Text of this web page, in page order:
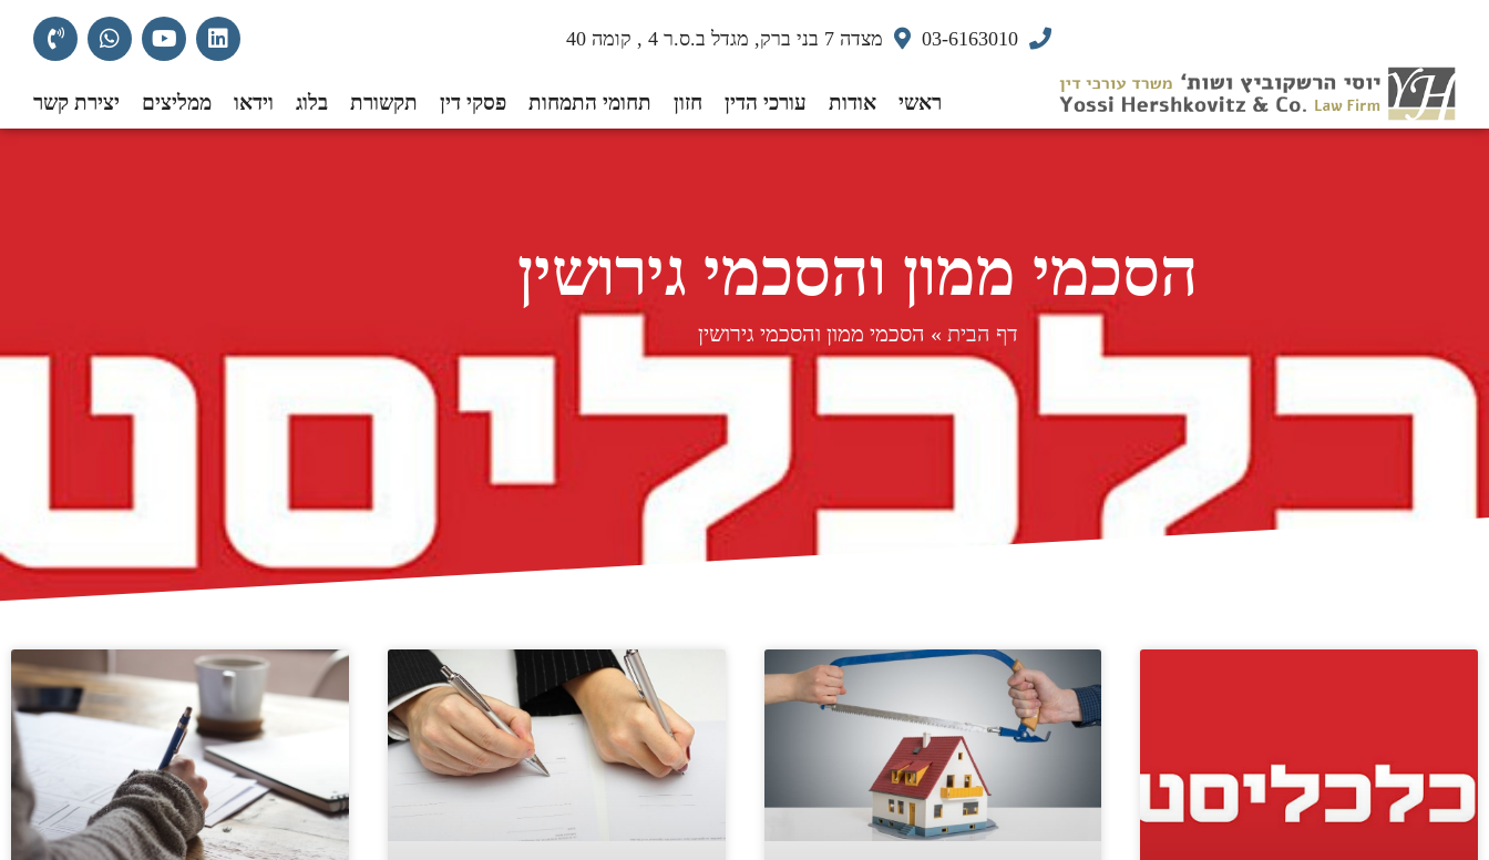
03-6163010 מצדה 7 בני ברק, מגדל ב.ס.ר 4 , קומה 40
ראשי אודות עורכי הדין חזון תחומי התמחות פסקי דין תקשורת בלוג וידאו ממליצים יצירת קשר
הסכמי ממון והסכמי גירושין
דף הבית » הסכמי ממון והסכמי גירושין